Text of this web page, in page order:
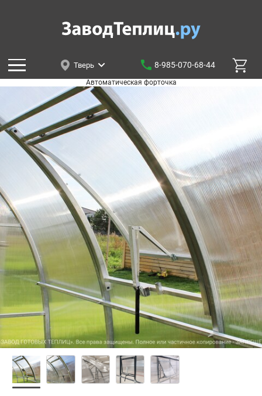
Тверь 8-985-070-68-44
Автоматическая форточка